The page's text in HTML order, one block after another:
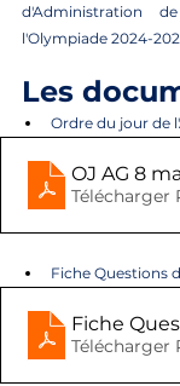
d'Administration
l'Olympiade 2024-
Les
Ordre du jour de
OJ AG 8
Télécharger
Fiche Questions
Fiche
Télécharger